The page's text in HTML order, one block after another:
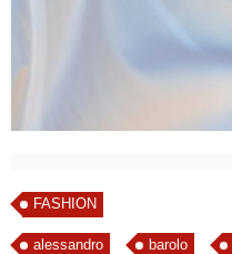
FASHION
alessandro barolo